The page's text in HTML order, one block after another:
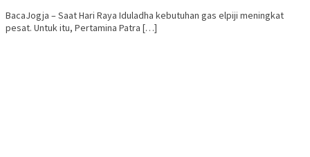
BacaJogja – Saat Hari Raya Iduladha kebutuhan gas elpiji meningkat
pesat. Untuk itu, Pertamina Patra […]